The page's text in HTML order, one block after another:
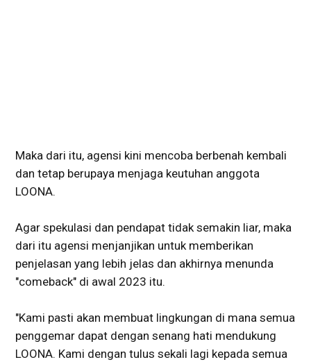
Maka dari itu, agensi kini mencoba berbenah kembali
dan tetap berupaya menjaga keutuhan anggota
LOONA.
Agar spekulasi dan pendapat tidak semakin liar, maka
dari itu agensi menjanjikan untuk memberikan
penjelasan yang lebih jelas dan akhirnya menunda
"comeback" di awal 2023 itu.
"Kami pasti akan membuat lingkungan di mana semua
penggemar dapat dengan senang hati mendukung
LOONA. Kami dengan tulus sekali lagi kepada semua